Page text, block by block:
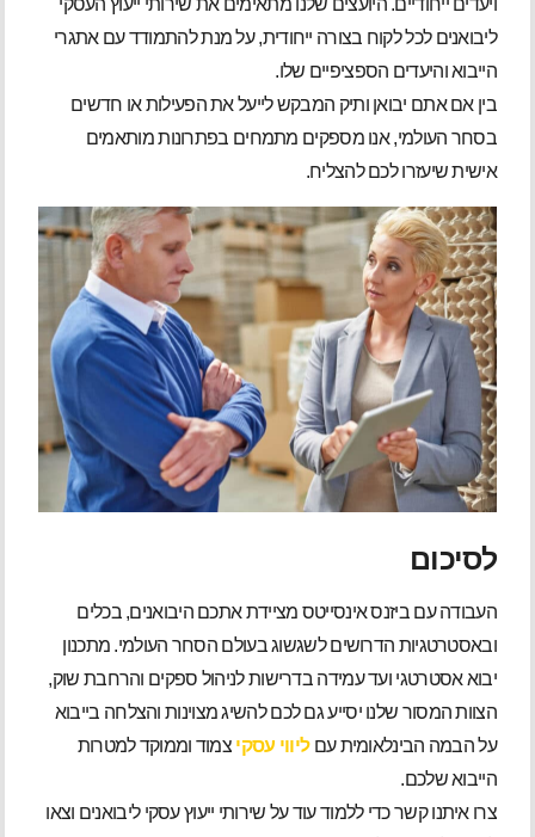
ויעדים ייחודיים. היועצים שלנו מתאימים את שירותי ייעוץ העסקי
ליבואנים לכל לקוח בצורה ייחודית, על מנת להתמודד עם אתגרי
הייבוא והיעדים הספציפיים שלו.
בין אם אתם יבואן ותיק המבקש לייעל את הפעילות או חדשים
בסחר העולמי, אנו מספקים מתמחים בפתרונות מותאמים
אישית שיעזרו לכם להצליח.
לסיכום
העבודה עם ביזנס אינסייטס מציידת אתכם היבואנים, בכלים
ובאסטרטגיות הדרושים לשגשוג בעולם הסחר העולמי. מתכנון
יבוא אסטרטגי ועד עמידה בדרישות לניהול ספקים והרחבת שוק,
הצוות המסור שלנו יסייע גם לכם להשיג מצוינות והצלחה בייבוא
על הבמה הבינלאומית עםליווי עסקי צמוד וממוקד למטרות
הייבוא שלכם.
צרו איתנו קשר כדי ללמוד עוד על שירותי ייעוץ עסקי ליבואנים וצאו